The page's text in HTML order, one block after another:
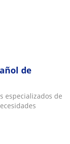
de
especializados de